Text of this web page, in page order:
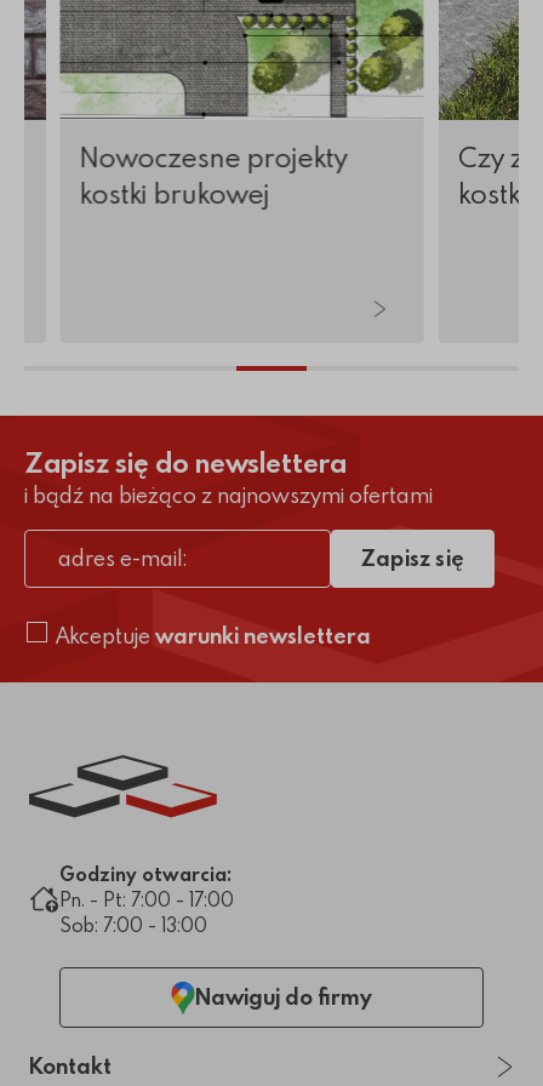
Nowoczesne projekty
kostki brukowej
Czy
Zapisz się do newslettera
i bądź na bieżąco z najnowszymi ofertami
adres e-mail
Akceptuje warunki newslettera
Zapisz się
Link do strony głównej
Godziny otwarcia:
Pn. - Pt: 7:00 - 17:00
Sob: 7:00 - 13:00
Nawiguj do firmy
Kontakt